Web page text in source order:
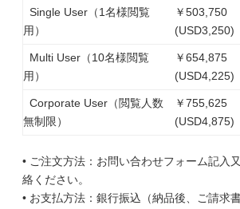
Single User（1名様閲覧
用）
￥503,750
(USD3,250)
Multi User（10名様閲覧
用）
￥654,875
(USD4,225)
Corporate User（閲覧人数
無制限）
￥755,625
(USD4,875)
• ご注文方法：お問い合わせフォーム記入
絡ください。
• お支払方法：銀行振込（納品後、ご請求書